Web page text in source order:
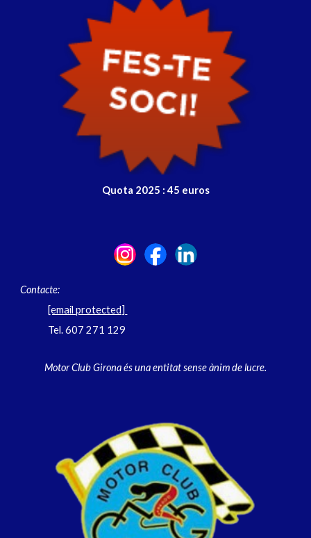
Quota 2025 : 45 euros
Contacte:
[email protected]
Tel. 607 271 129
Motor Club Girona és una entitat sense ànim de lucre.